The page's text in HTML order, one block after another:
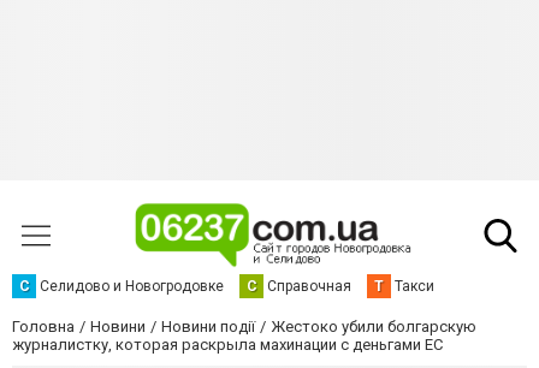
С Селидово и Новогродовке С Справочная Т Такси
Головна Новини Новини події
Жестоко убили болгарскую
журналистку, которая раскрыла махинации с деньгами ЕС